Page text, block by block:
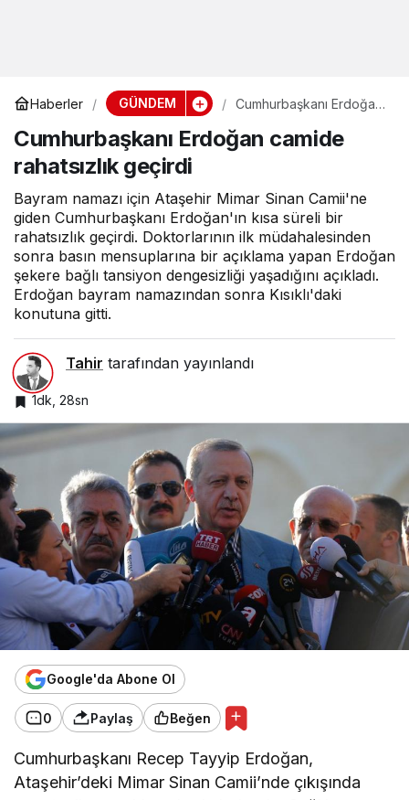
Haberler GÜNDEM
Cumhurbaşkanı Erdoğan
geçirdi
Cumhurbaşkanı Erdoğan camide
rahatsızlık geçirdi
Bayram namazı için Ataşehir Mimar Sinan Camii'ne
giden Cumhurbaşkanı Erdoğan'ın kısa süreli bir
rahatsızlık geçirdi. Doktorlarının ilk müdahalesinden
sonra basın mensuplarına bir açıklama yapan Erdoğan
şekere bağlı tansiyon dengesizliği yaşadığını açıkladı.
Erdoğan bayram namazından sonra Kısıklı'daki
konutuna gitti.
Tahir tarafından yayınlandı
1dk, 28sn
Google'da Abone Ol
0 Paylaş Beğen
Cumhurbaşkanı Recep Tayyip Erdoğan,
Ataşehir’deki Mimar Sinan Camii’nde çıkışında